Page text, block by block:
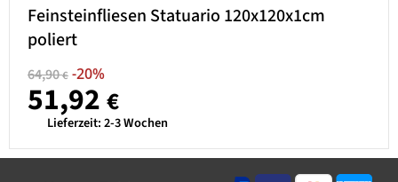
Feinsteinfliesen Statuario 120x120x1cm
poliert
64,90€ -20%
51,92 €
Lieferzeit:2-3 Wochen